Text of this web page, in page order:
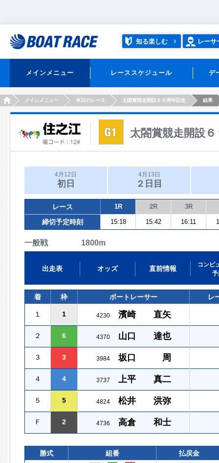
知る楽しむ レーサ
メインメニュー レーススケジュール デ
HOMEメインメニュー 本日のレース 太閤賞競走開設６９周年記念 結果
太閤賞競走開設
4月12日
初日
4月13日
２日目
レース 1R 2R 3R
締切予定時刻 15:18 15:42 16:11
一般戦 1800m
出走表 オッズ 直前情報
コンピ
予
着 枠 ボートレーサー レ
１ 1 4230 濱崎 直矢
２ 6 4370 山口 達也
３ 3 3984 坂口 周
４ 4 3737 上平 真二
５ 5 4824 松井 洪弥
Ｆ 2 4736 高倉 和士
勝式 組番 払戻金